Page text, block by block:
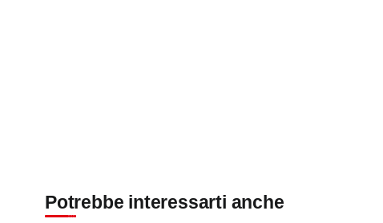
Potrebbe interessarti anche